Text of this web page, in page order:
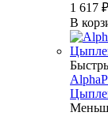
1 617 ₽
В